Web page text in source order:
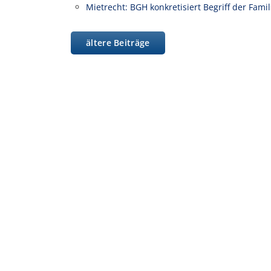
Mietrecht: BGH konkretisiert Begriff der
ältere Beiträge